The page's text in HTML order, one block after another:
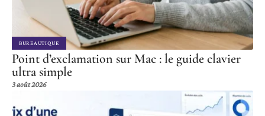
BUREAUTIQUE
Point d’exclamation sur Mac : le guide clavier
ultra simple
3 août 2026